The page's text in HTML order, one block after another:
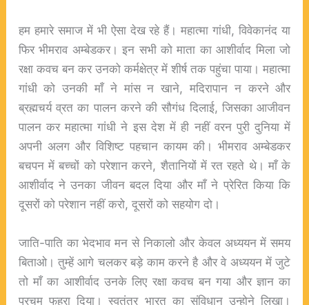
हम हमारे समाज में भी ऐसा देख रहे हैं। महात्मा गांधी, विवेकानंद या
फिर भीमराव अम्बेडकर। इन सभी को माता का आशीर्वाद मिला जो
रक्षा कवच बन कर उनको कर्मक्षेत्र में शीर्ष तक पहुंचा पाया। महात्मा
गांधी को उनकी माँ ने मांस न खाने, मदिरापान न करने और
ब्रह्मचर्य व्रत का पालन करने की सौगंध दिलाई, जिसका आजीवन
पालन कर महात्मा गांधी ने इस देश में ही नहीं वरन पुरी दुनिया में
अपनी अलग और विशिष्ट पहचान कायम की। भीमराव अम्बेडकर
बचपन में बच्चों को परेशान करने, शैतानियों में रत रहते थे। माँ के
आशीर्वाद ने उनका जीवन बदल दिया और माँ ने प्रेरित किया कि
दूसरों को परेशान नहीं करो, दूसरों को सहयोग दो।
जाति-पाति का भेदभाव मन से निकालो और केवल अध्ययन में समय
बिताओ। तुम्हें आगे चलकर बड़े काम करने है और वे अध्ययन में जुटे
तो माँ का आशीर्वाद उनके लिए रक्षा कवच बन गया और ज्ञान का
परचम फहरा दिया। स्वतंत्र भारत का संविधान उन्होने लिखा।